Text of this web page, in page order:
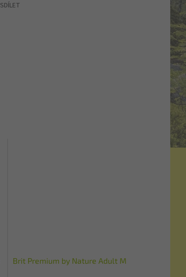
SDÍLET
Brit Premium by Nature Adult M